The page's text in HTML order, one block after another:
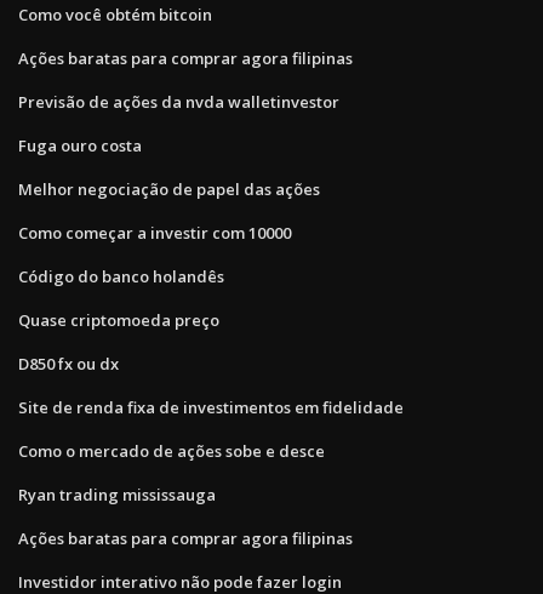
Como você obtém bitcoin
Ações baratas para comprar agora filipinas
Previsão de ações da nvda walletinvestor
Fuga ouro costa
Melhor negociação de papel das ações
Como começar a investir com 10000
Código do banco holandês
Quase criptomoeda preço
D850 fx ou dx
Site de renda fixa de investimentos em fidelidade
Como o mercado de ações sobe e desce
Ryan trading mississauga
Ações baratas para comprar agora filipinas
Investidor interativo não pode fazer login